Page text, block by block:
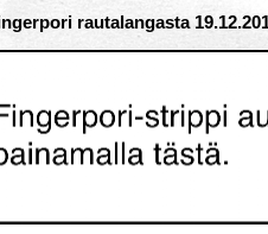
rautalangasta